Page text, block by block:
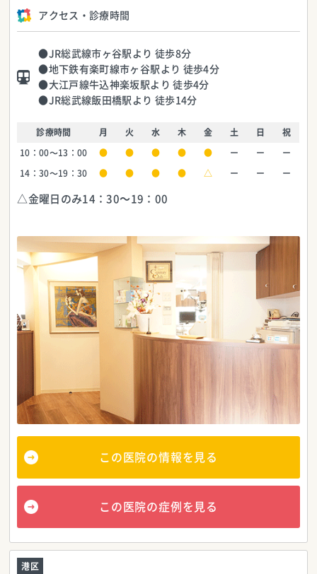
この医院の情報を見る
この医院の症例を見る
アクセス・診療時間
●JR総武線市ヶ谷駅より 徒歩8分
●地下鉄有楽町線市ヶ谷駅より 徒歩4分
●大江戸線牛込神楽坂駅より 徒歩4分
●JR総武線飯田橋駅より 徒歩14分
診療時間 月 火 水 木 金 土 日 祝
10：00～13：00 ● ● ● ● ● ー ー ー
14：30～19：30 ● ● ● ● △ ー ー ー
△金曜日のみ14：30～19：00
港区